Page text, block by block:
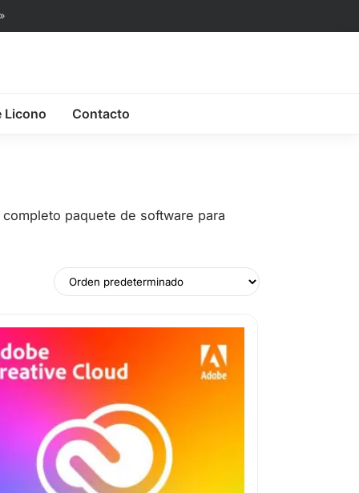
Licono Contacto
paquete de software para